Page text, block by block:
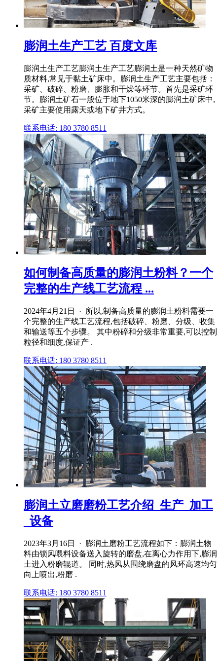
膨润土生产工艺 百度文库
膨润土生产工艺膨润土生产工艺膨润土是一种天然矿物
质材料,常见于黏土矿床中。膨润土生产工艺主要包括：
采矿、破碎、粉磨、膨胀和干燥等环节。首先是采矿环
节。膨润土矿石一般位于地下1050米深的膨润土矿床中,
采矿主要使用露天或地下矿井方式。
联系电话: 180 3780 8511
如何制备高质量的膨润土粉料？一个
完整的生产线工艺流程 ...
2024年4月21日 · 所以,制备高质量的膨润土粉料需要一
个完整的生产线工艺流程,包括破碎、粉磨、分级、收集
和输送等五个步骤。 其中粉碎和分级非常重要,可以控制
粒径和细度,保证产 .
联系电话: 180 3780 8511
膨润土立磨磨粉工艺介绍_生产_加工
_设备
2023年3月16日 · 膨润土磨粉工艺流程如下：膨润土物
料由锁风喂料设备送⼊旋转的磨盘,在离心力作用下,膨润
土进⼊粉磨辊道。 同时,热风从围绕磨盘的风环高速均匀
向上喷出,粉磨 .
联系电话: 180 3780 8511